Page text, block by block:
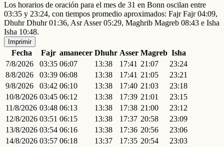
Los horarios de oración para el mes de 31 en Bonn oscilan entre
03:35 y 23:24, con tiempos promedio aproximados: Fajr Fajr 04:09,
Dhuhr Dhuhr 01:36, Asr Asser 05:29, Maghrib Magreb 08:43 e Isha
Isha 10:48.
Imprimir
Fecha Fajr amanecer Dhuhr Asser Magreb Isha
7/8/2026
03:35 06:07 13:38 17:41 21:07
23:24
8/8/2026
03:39 06:08 13:38 17:41 21:05
23:21
9/8/2026
03:42 06:10 13:38 17:40 21:03
23:18
10/8/2026 03:45 06:12 13:38 17:39 21:01
23:15
11/8/2026 03:48 06:13 13:38 17:38 21:00
23:12
12/8/2026 03:51 06:15 13:38 17:37 20:58
23:09
13/8/2026 03:54 06:16 13:38 17:36 20:56
23:06
14/8/2026 03:57 06:18 13:37 17:35 20:54
23:03